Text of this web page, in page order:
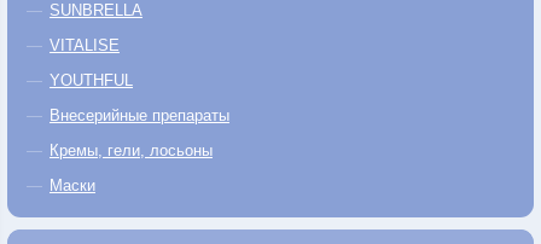
SUNBRELLA
VITALISE
YOUTHFUL
Внесерийные препараты
Кремы, гели, лосьоны
Маски